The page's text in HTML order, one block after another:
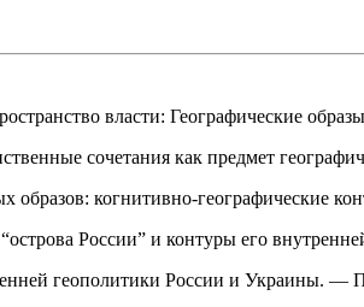
власти: Географические
сочетания как предмет
образов: когнитивно-географические
России” и контуры его
геополитики России и Украины. —